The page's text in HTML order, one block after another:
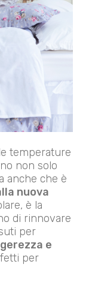
temperature
non solo
anche che è
nuova
è la
di rinnovare
per
e
per